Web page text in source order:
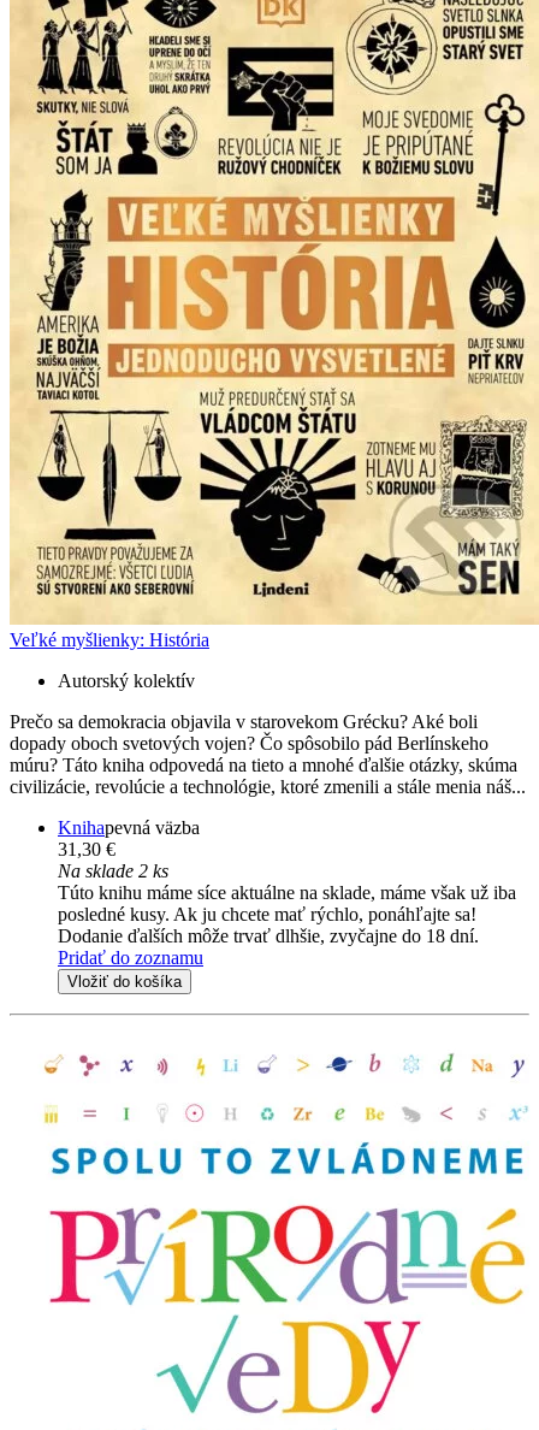
Veľké myšlienky: História
Autorský kolektív
Prečo sa demokracia objavila v starovekom Grécku? Aké boli
dopady oboch svetových vojen? Čo spôsobilo pád Berlínskeho
múru? Táto kniha odpovedá na tieto a mnohé ďalšie otázky, skúma
civilizácie, revolúcie a technológie, ktoré zmenili a stále menia náš...
Knihapevná väzba
31,30 €
Na sklade 2 ks
Túto knihu máme síce aktuálne na sklade, máme však už iba
posledné kusy. Ak ju chcete mať rýchlo, ponáhľajte sa!
Dodanie ďalších môže trvať dlhšie, zvyčajne do 18 dní.
Pridať do zoznamu
Vložiť do košíka